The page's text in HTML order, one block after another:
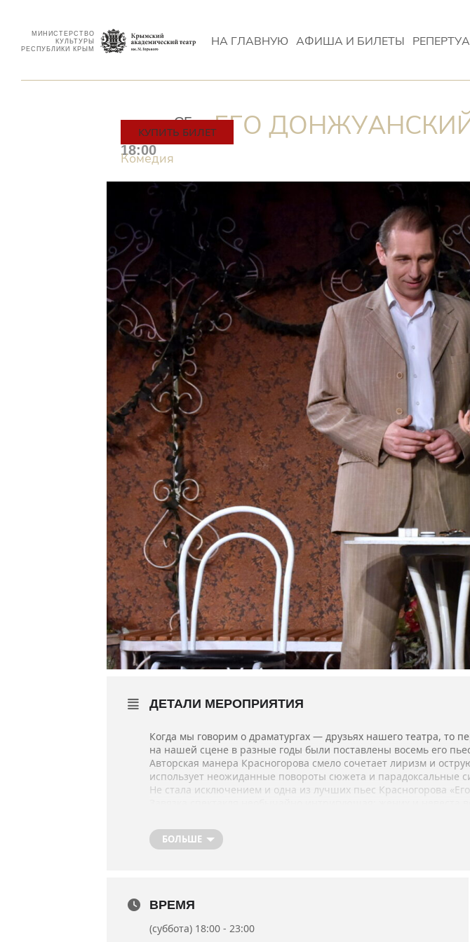
МИНИСТЕРСТВО
КУЛЬТУРЫ
РЕСПУБЛИКИ КРЫМ
НА ГЛАВНУЮ АФИША И БИЛЕТЫ
03.12СБ
18:00
КУПИТЬ БИЛЕТЕГО
Комедия
ДЕТАЛИ МЕРОПРИЯТИЯ
Когда мы говорим о драматургах — друзьях нашего театра, то
на нашей сцене в разные годы были поставлены восемь его
Авторская манера Красногорова смело сочетает лиризм и
использует неожиданные повороты сюжета и парадоксальные
Не стала исключением и одна из лучших пьес Красногорова
Режиссер-постановщик «Его донжуанского списка»
БОЛЬШЕ
ВРЕМЯ
(суббота) 18:00 - 23:00